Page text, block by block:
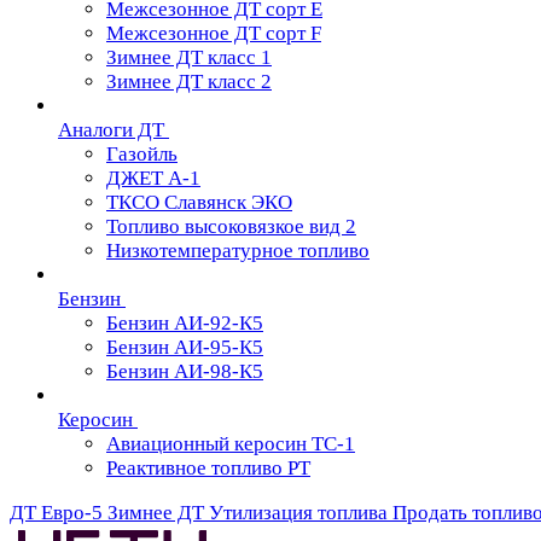
Межсезонное ДТ сорт Е
Межсезонное ДТ сорт F
Зимнее ДТ класс 1
Зимнее ДТ класс 2
Аналоги ДТ
Газойль
ДЖЕТ А-1
ТКСО Славянск ЭКО
Топливо высоковязкое вид 2
Низкотемпературное топливо
Бензин
Бензин АИ-92-К5
Бензин АИ-95-К5
Бензин АИ-98-К5
Керосин
Авиационный керосин ТС-1
Реактивное топливо РТ
ДТ Евро-5 Зимнее ДТ Утилизация топлива Продать топливо